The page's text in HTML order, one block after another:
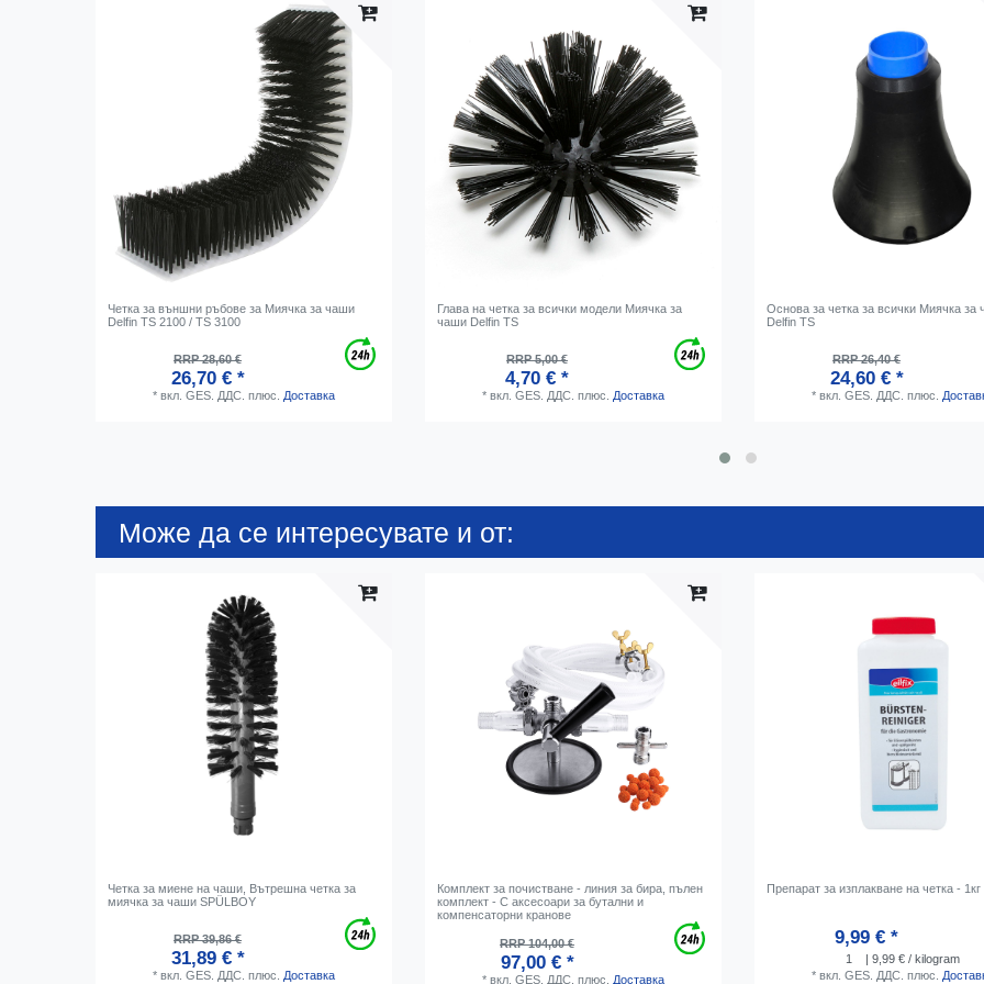
Четка за външни ръбове за Миячка за чаши
Delfin TS 2100 / TS 3100
RRP 28,60 €
26,70 € *
* вкл. GES. ДДС. плюс. Доставка
Глава на четка за всички модели Миячка за
чаши Delfin TS
RRP 5,00 €
4,70 € *
* вкл. GES. ДДС. плюс. Доставка
Основа за четка за всички Миячка за
Delfin TS
RRP 26,40 €
24,60 € *
* вкл. GES. ДДС. плюс.
Може да се интересувате и от:
Четка за миене на чаши, Вътрешна четка за
миячка за чаши SPÜLBOY
RRP 39,86 €
31,89 € *
* вкл. GES. ДДС. плюс. Доставка
Комплект за почистване - линия за бира, пълен
комплект - С аксесоари за бутални и
компенсаторни кранове
RRP 104,00 €
97,00 € *
* вкл. GES. ДДС. плюс. Доставка
Препарат за изплакване на четка - 1кг
9,99 € *
1
| 9,99 € / kilogram
* вкл. GES. ДДС. плюс.